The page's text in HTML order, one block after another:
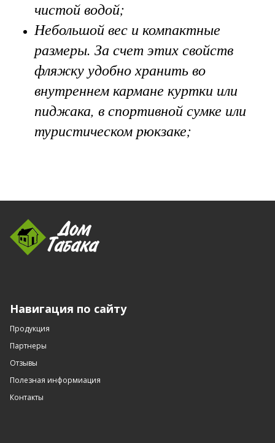
чистой водой;
Небольшой вес и компактные
размеры. За счет этих свойств
фляжку удобно хранить во
внутреннем кармане куртки или
пиджака, в спортивной сумке или
туристическом рюкзаке;
Навигация по сайту
Продукция
Партнеры
Отзывы
Полезная информиация
Контакты